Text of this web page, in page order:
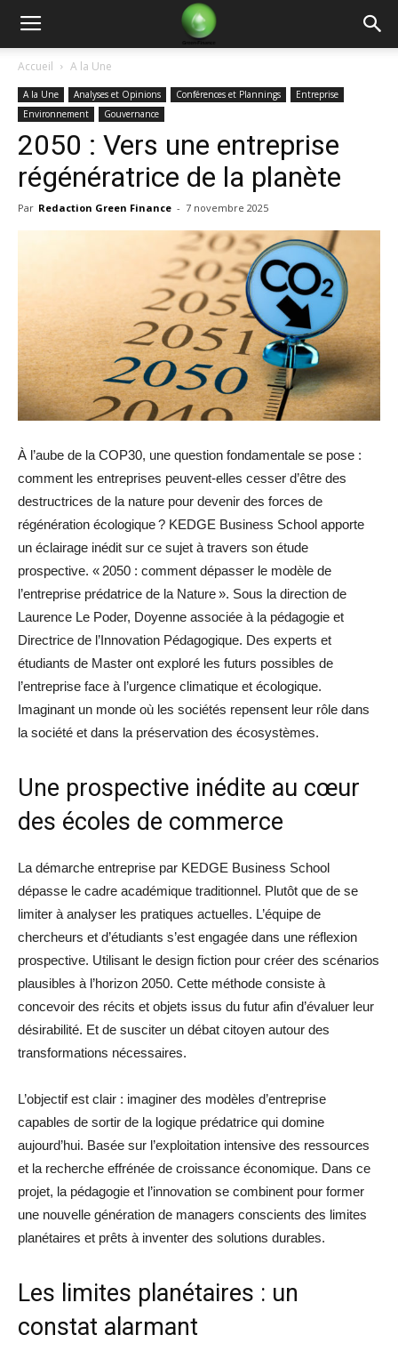
Green
Finance
Accueil A la Une
A la Une Analyses et Opinions Conférences et Plannings
Entreprise
Environnement
Gouvernance
2050 : Vers une entreprise
régénératrice de la planète
Par Redaction Green Finance - 7 novembre 2025
À l’aube de la COP30, une question fondamentale se pose :
comment les entreprises peuvent-elles cesser d’être des
destructrices de la nature pour devenir des forces de
régénération écologique ? KEDGE Business School apporte
un éclairage inédit sur ce sujet à travers son étude
prospective. « 2050 : comment dépasser le modèle de
l’entreprise prédatrice de la Nature ». Sous la direction de
Laurence Le Poder, Doyenne associée à la pédagogie et
Directrice de l’Innovation Pédagogique. Des experts et
étudiants de Master ont exploré les futurs possibles de
l’entreprise face à l’urgence climatique et écologique.
Imaginant un monde où les sociétés repensent leur rôle dans
la société et dans la préservation des écosystèmes.
Une prospective inédite au cœur
des écoles de commerce
La démarche entreprise par KEDGE Business School
dépasse le cadre académique traditionnel. Plutôt que de se
limiter à analyser les pratiques actuelles. L’équipe de
chercheurs et d’étudiants s’est engagée dans une réflexion
prospective. Utilisant le design fiction pour créer des scénarios
plausibles à l’horizon 2050. Cette méthode consiste à
concevoir des récits et objets issus du futur afin d’évaluer leur
désirabilité. Et de susciter un débat citoyen autour des
transformations nécessaires.
L’objectif est clair : imaginer des modèles d’entreprise
capables de sortir de la logique prédatrice qui domine
aujourd’hui. Basée sur l’exploitation intensive des ressources
et la recherche effrénée de croissance économique. Dans ce
projet, la pédagogie et l’innovation se combinent pour former
une nouvelle génération de managers conscients des limites
planétaires et prêts à inventer des solutions durables.
Les limites planétaires : un
constat alarmant